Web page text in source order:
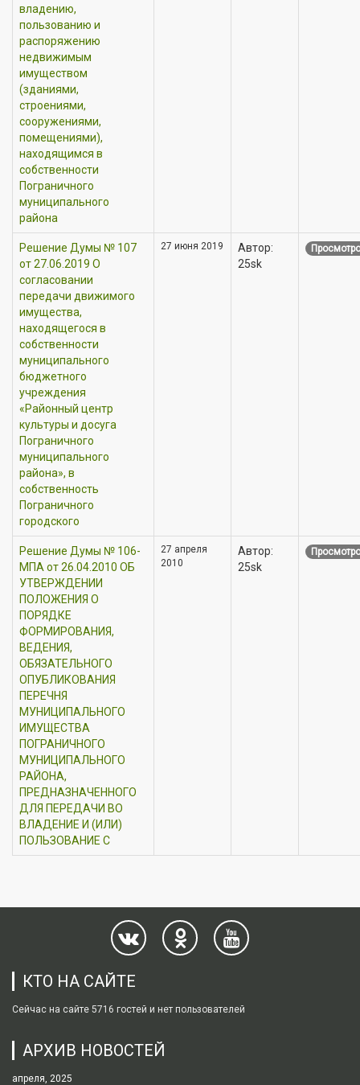
владению,
пользованию и
распоряжению
недвижимым
имуществом
(зданиями,
строениями,
сооружениями,
помещениями),
находящимся в
собственности
Пограничного
муниципального
района
Решение Думы № 107
от 27.06.2019 О
согласовании
передачи движимого
имущества,
находящегося в
собственности
муниципального
бюджетного
учреждения
«Районный центр
культуры и досуга
Пограничного
муниципального
района», в
собственность
Пограничного
городского
27 июня 2019
Автор:
25sk
Решение Думы № 106-
МПА от 26.04.2010 ОБ
УТВЕРЖДЕНИИ
ПОЛОЖЕНИЯ О
ПОРЯДКЕ
ФОРМИРОВАНИЯ,
ВЕДЕНИЯ,
ОБЯЗАТЕЛЬНОГО
ОПУБЛИКОВАНИЯ
ПЕРЕЧНЯ
МУНИЦИПАЛЬНОГО
ИМУЩЕСТВА
ПОГРАНИЧНОГО
МУНИЦИПАЛЬНОГО
РАЙОНА,
ПРЕДНАЗНАЧЕННОГО
ДЛЯ ПЕРЕДАЧИ ВО
ВЛАДЕНИЕ И (ИЛИ)
ПОЛЬЗОВАНИЕ С
27 апреля
2010
Автор:
25sk
КТО НА САЙТЕ
Сейчас на сайте 5716 гостей и нет пользователей
АРХИВ НОВОСТЕЙ
апреля, 2025